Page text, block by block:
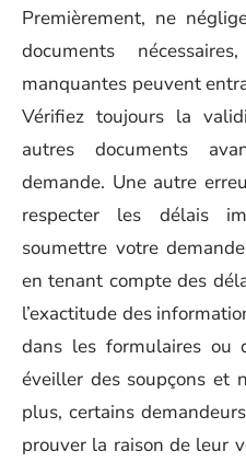
Premièrement, ne
documents
manquantes peuvent
Vérifiez toujours la
autres documents
demande. Une autre
respecter les délais
soumettre votre
en tenant compte des
l’exactitude des
dans les formulaires ou
éveiller des soupçons et
plus, certains
prouver la raison de leur